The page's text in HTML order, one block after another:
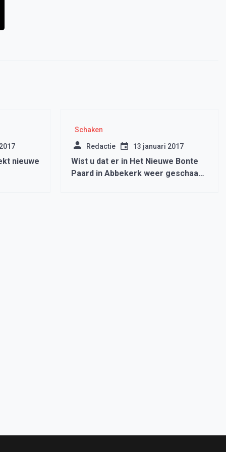
nieuwe
Schaken
Redactie 13 januari 2017
Wist u dat er in Het Nieuwe Bonte
Paard in Abbekerk weer geschaakt